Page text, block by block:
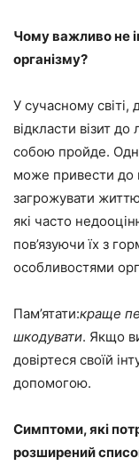
Чому важливо не
організму?
У сучасному світі,
відкласти візит
собою пройде.
може привести до
загрожувати
які часто
пов’язуючи їх з
особливостями
Пам’ятати:краще
шкодувати. Якщо
довіртеся своїй
допомогою.
Симптоми, які
розширений